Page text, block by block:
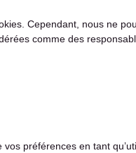
Cependant, nous ne
comme des
préférences en tant